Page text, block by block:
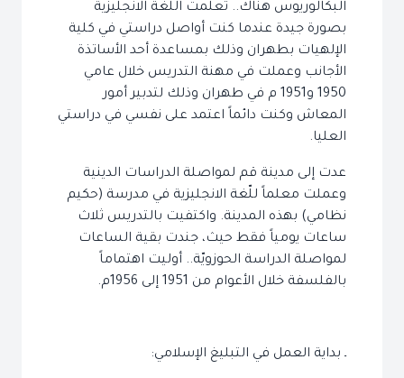
البكالوريوس هناك.. تعلمت اللغة الانجليزية
بصورة جيدة عندما كنت أواصل دراستي في كلية
الإلهيات بطهران وذلك بمساعدة أحد الأساتذة
الأجانب وعملت في مهنة التدريس خلال عامي
1950 و1951 م في طهران وذلك لتدبير أمور
المعاش وكنت دائماً اعتمد على نفسي في دراستي
العليا.
عدت إلى مدينة قم لمواصلة الدراسات الدينية
وعملت معلماً للّغة الانجليزية في مدرسة (حكيم
نظامي) بهذه المدينة. واكتفيت بالتدريس ثلاث
ساعات يومياً فقط حيث، جندت بقية الساعات
لمواصلة الدراسة الحوزويّة.. أوليت اهتماماً
بالفلسفة خلال الأعوام من 1951 إلى 1956م.
ـ بداية العمل في التبليغ الإسلامي: